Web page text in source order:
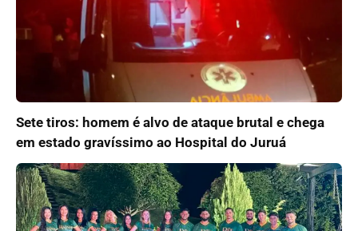
Sete tiros: homem é alvo de ataque brutal e chega
em estado gravíssimo ao Hospital do Juruá